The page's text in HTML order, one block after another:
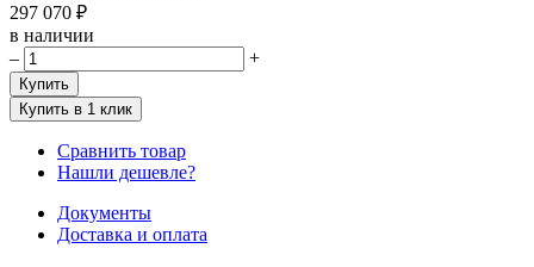
297 070 ₽
в наличии
–
+
Купить
Купить в 1 клик
Сравнить товар
Нашли дешевле?
Документы
Доставка и оплата